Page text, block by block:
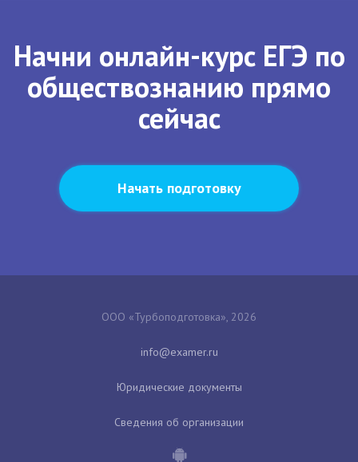
Начни онлайн-курс ЕГЭ по
обществознанию прямо
сейчас
Начать подготовку
ООО «Турбоподготовка», 2026
Юридические документы
Сведения об организации